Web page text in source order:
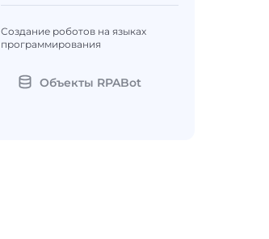
Создание роботов на языках
программирования
Объекты RPABot